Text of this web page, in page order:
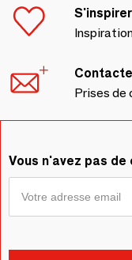
S'inspirer
Prises de
Vous n'avez pas de